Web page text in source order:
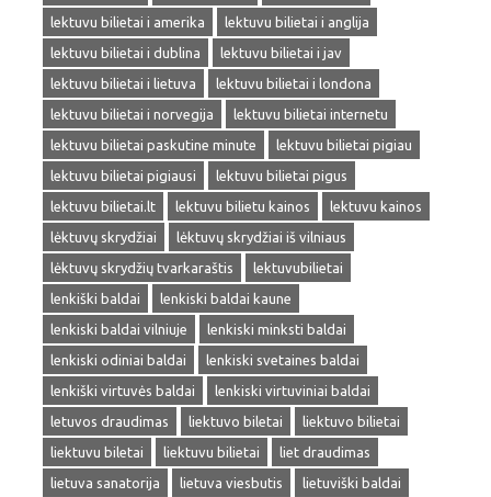
lektuvu bilietai i amerika
lektuvu bilietai i anglija
lektuvu bilietai i dublina
lektuvu bilietai i jav
lektuvu bilietai i lietuva
lektuvu bilietai i londona
lektuvu bilietai i norvegija
lektuvu bilietai internetu
lektuvu bilietai paskutine minute
lektuvu bilietai pigiau
lektuvu bilietai pigiausi
lektuvu bilietai pigus
lektuvu bilietai.lt
lektuvu bilietu kainos
lektuvu kainos
lėktuvų skrydžiai
lėktuvų skrydžiai iš vilniaus
lėktuvų skrydžių tvarkaraštis
lektuvubilietai
lenkiški baldai
lenkiski baldai kaune
lenkiski baldai vilniuje
lenkiski minksti baldai
lenkiski odiniai baldai
lenkiski svetaines baldai
lenkiški virtuvės baldai
lenkiski virtuviniai baldai
letuvos draudimas
liektuvo biletai
liektuvo bilietai
liektuvu biletai
liektuvu bilietai
liet draudimas
lietuva sanatorija
lietuva viesbutis
lietuviški baldai